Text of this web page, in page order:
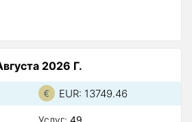
2026 Г.
EUR: 13749.46
Услуг: 49